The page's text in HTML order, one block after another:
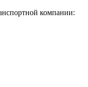
компании: